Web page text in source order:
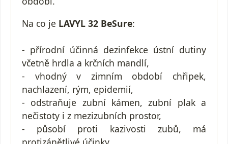
Na co je LAVYL 32 BeSure:
- přírodní účinná dezinfekce ústní dutiny
včetně hrdla a krčních mandlí,
- vhodný v zimním období chřipek,
nachlazení, rým, epidemií,
- odstraňuje zubní kámen, zubní plak a
nečistoty i z mezizubních prostor,
- působí proti kazivosti zubů, má